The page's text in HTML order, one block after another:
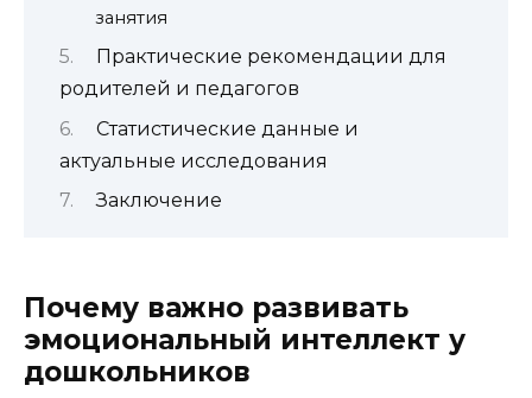
занятия
Практические рекомендации для
родителей и педагогов
Статистические данные и
актуальные исследования
Заключение
Почему важно развивать
эмоциональный интеллект у
дошкольников